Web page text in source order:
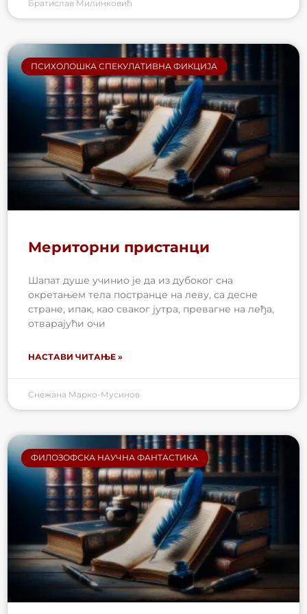
Братислав Милинковић
ПСИХОЛОШКА СПЕКУЛАТИВНА ФИКЦИЈА
Мериторни пристанци
Шапат душе учинио је да из дубоког сна
окретањем тела постранце на леву, са десне
стране, ипак, као сваког јутра, превагне на леђа,
отварајући очи
НАСТАВИ ЧИТАЊЕ »
Снежана Марко-Мусинов
ФИЛОЗОФСКА НАУЧНА ФАНТАСТИКА